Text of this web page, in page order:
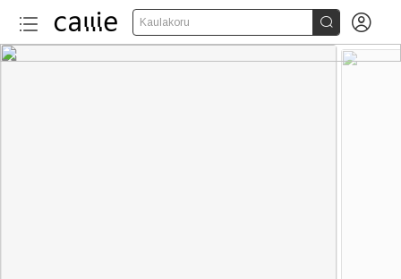
Kaulakoru  